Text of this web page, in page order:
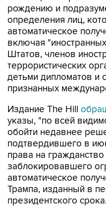
рождению и
определения лиц,
автоматическое
включая
Штатов, членов
террористических
детьми дипломатов и
признанных
Издание The Hill
указы, "по всей
обойти недавнее
подтвердившего в
права на
заблокировавшего
автоматическое
Трампа, изданный в
президентского